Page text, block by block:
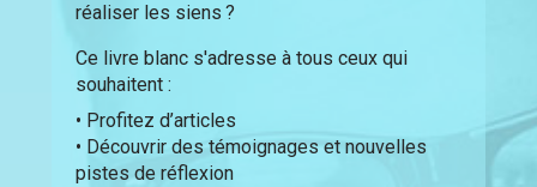
réaliser les siens ?
Ce livre blanc s'adresse à tous ceux qui
souhaitent :
• Profitez d’articles
• Découvrir des témoignages et nouvelles
pistes de réflexion